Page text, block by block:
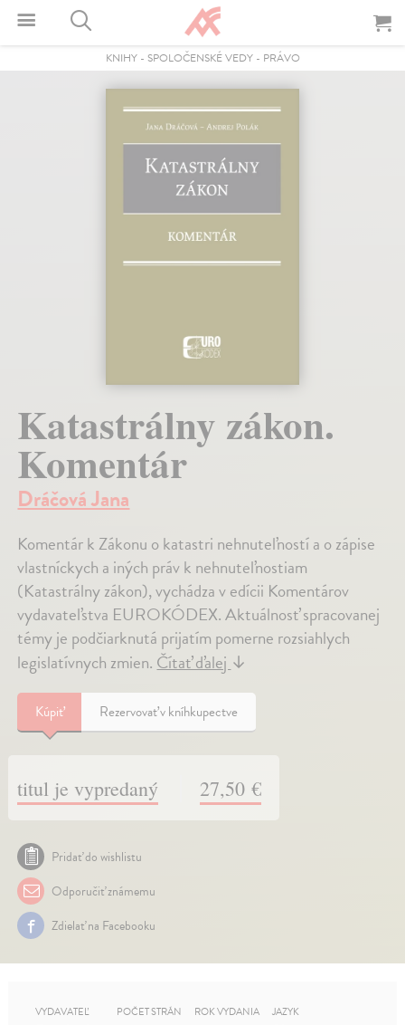
KNIHY- SPOLOČENSKÉ VEDY- PRÁVO
Katastrálny zákon.
Komentár
Dráčová Jana
Komentár k Zákonu o katastri nehnuteľností a o zápise
vlastníckych a iných práv k nehnuteľnostiam
(Katastrálny zákon), vychádza v edícii Komentárov
vydavateľstva EUROKÓDEX. Aktuálnosť spracovanej
témy je podčiarknutá prijatím pomerne rozsiahlych
legislatívnych zmien.Čítať ďalej↓
Kúpiť Rezervovať v kníhkupectve
titul je vypredaný 27,50 €
Pridať do wishlistu
Odporučiť známemu
Zdielať na Facebooku
VYDAVATEĽ POČET STRÁN ROK VYDANIA JAZYK